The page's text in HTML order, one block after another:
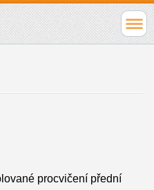
procvičení přední